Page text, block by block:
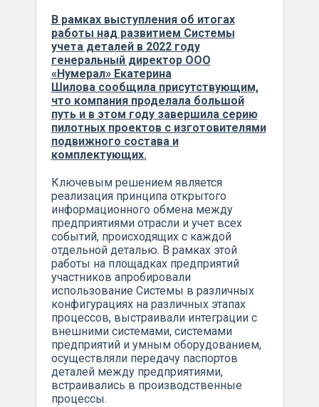
В рамках выступления об итогах
работы над развитием Системы
учета деталей в 2022 году
генеральный директор ООО
«Нумерал» Екатерина
Шилова сообщила присутствующим,
что компания проделала большой
путь и в этом году завершила серию
пилотных проектов с изготовителями
подвижного состава и
комплектующих.
Ключевым решением является
реализация принципа открытого
информационного обмена между
предприятиями отрасли и учет всех
событий, происходящих с каждой
отдельной деталью. В рамках этой
работы на площадках предприятий
участников апробировали
использование Системы в различных
конфигурациях на различных этапах
процессов, выстраивали интеграции с
внешними системами, системами
предприятий и умным оборудованием,
осуществляли передачу паспортов
деталей между предприятиями,
встраивались в производственные
процессы.